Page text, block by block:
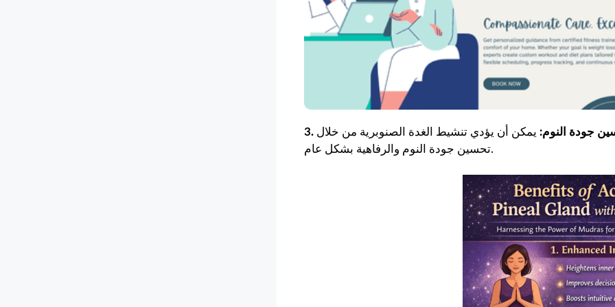
جودة النوم: يمكن أن يؤدي تنشيط الغدة الصنوبرية من خلال Mudras إلى تنظيم إنتاج الميلاتونين ، مما يؤدي إلى
تحسين جودة النوم والرفاهية بشكل عام.